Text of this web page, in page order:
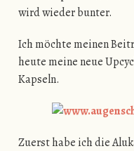
wird wieder bunter.
Ich möchte meinen
heute meine neue
Kapseln.
Zuerst habe ich die